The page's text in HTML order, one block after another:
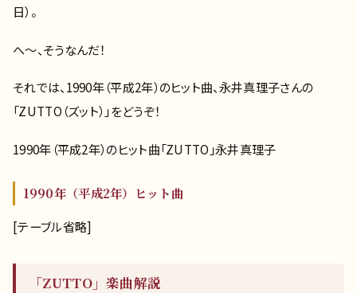
日）。
へ～、そうなんだ！
それでは、1990年（平成2年）のヒット曲、永井真理子さんの
「ZUTTO（ズット）」をどうぞ！
1990年（平成2年）のヒット曲「ZUTTO」永井真理子
1990年（平成2年）ヒット曲
[テーブル省略]
「ZUTTO」楽曲解説